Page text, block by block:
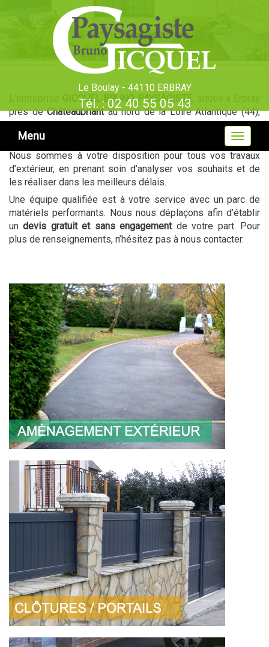
Le Boulay - 44110 ERBRAY
Tél. : 02 40 55 05 43
Toggle
Menu
GICQUEL BRUNO PAYSAGISTE
près deChâteaubriantau nord de la Loire Atlantique (44),
réalise l’entretien et l’aménagement de vos jardins et
espaces verts.
Nous sommes à votre disposition pour tous vos travaux
d’extérieur, en prenant soin d’analyser vos souhaits et de
les réaliser dans les meilleurs délais.
Une équipe qualifiée est à votre service avec un parc de
matériels performants. Nous nous déplaçons afin d’établir
undevis gratuit et sans engagementde votre part. Pour
plus de renseignements, n’hésitez pas à nous contacter.